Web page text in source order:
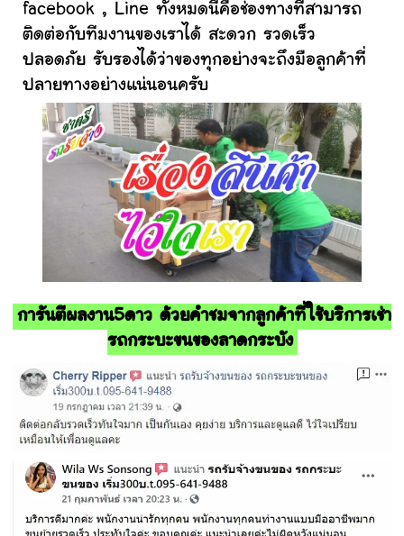
facebook , Line ทั้งหมดนี้คือช่องทางที่สามารถ
ติดต่อกับทีมงานของเราได้ สะดวก รวดเร็ว
ปลอดภัย รับรองได้ว่าของทุกอย่างจะถึงมือลูกค้าที่
ปลายทางอย่างแน่นอนครับ
การันตีผลงาน5ดาว ด้วยคำชมจากลูกค้าที่ใช้บริการเช่า
รถกระบะขนของลาดกระบัง